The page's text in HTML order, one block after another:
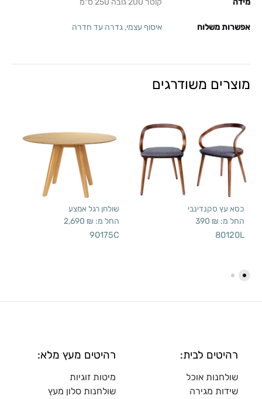
מידה קוטר 200 גובה 250 ס"מ
אפשרות משלוח איסוף עצמי, גדרה עד חדרה
מוצרים משודרגים
כסא עץ סקנדינבי
החל מ: 390 ₪
80120L
שולחן רגל אמצע
החל מ: 2,690 ₪
90175C
רהיטים לבית:
שולחנות אוכל
שידות מגירה
רהיטים מעץ מלא:
מיטות זוגיות
שולחנות סלון מעץ